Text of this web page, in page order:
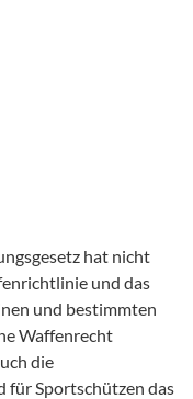
hat nicht
und das
und bestimmten
Waffenrecht
die
für Sportschützen das